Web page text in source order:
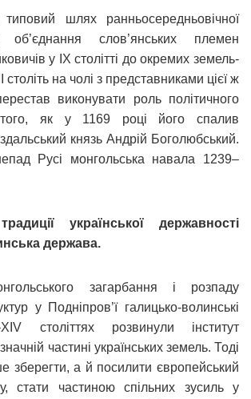
шлях ранньосередньовічної
слов’янських племен
у ІХ столітті до окремих земель-
століть на чолі з представниками цієї ж
виконувати роль політичного
як у 1169 році його спалив
князь Андрій Боголюбський.
Русі монгольська навала 1239–
української державності
держава.
загарбання і розпаду
у Подніпров’ї галицько-волинські
століттях розвинули інститут
частині українських земель. Тоді
зберегти, а й посилити європейський
стати частиною спільних зусиль у